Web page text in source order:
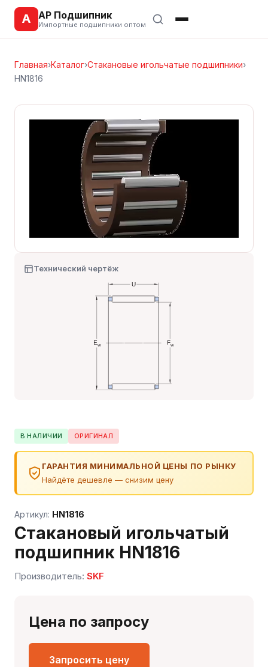
А АР Подшипник
Импортные подшипники оптом
Главная›Каталог›Стакановые игольчатые подшипники›
HN1816
Технический чертёж
В НАЛИЧИИ ОРИГИНАЛ
ГАРАНТИЯ МИНИМАЛЬНОЙ ЦЕНЫ ПО РЫНКУ
Найдёте дешевле — снизим цену
Артикул: HN1816
Стакановый игольчатый
подшипник HN1816
Производитель: SKF
Цена по запросу
Запросить цену
Сергей — первый в отрасли ИИ-эксперт по